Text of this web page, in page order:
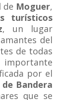
de Moguer,
turísticos
, un lugar
del
de todas
por el
Bandera
que se